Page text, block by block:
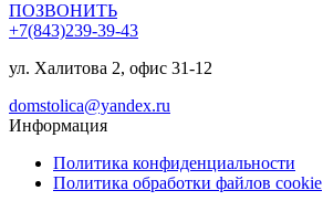
ПОЗВОНИТЬ
+7(843)239-39-43
ул. Халитова 2, офис 31-12
domstolica@yandex.ru
Информация
Политика конфиденциальности
Политика обработки файлов cookie